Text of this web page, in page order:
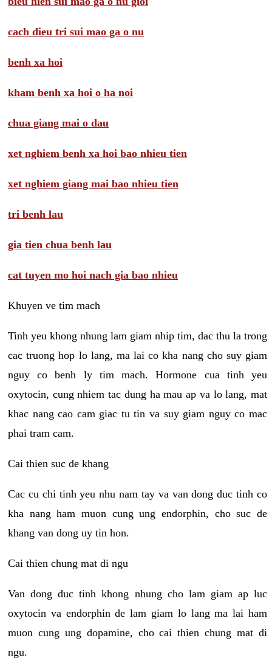
cach dieu tri sui mao ga o nu
benh xa hoi
kham benh xa hoi o ha noi
chua giang mai o dau
xet nghiem benh xa hoi bao nhieu tien
xet nghiem giang mai bao nhieu tien
tri benh lau
gia tien chua benh lau
cat tuyen mo hoi nach gia bao nhieu
Khuyen ve tim mach
Tinh yeu khong nhung lam giam nhip tim, dac thu la trong
cac truong hop lo lang, ma lai co kha nang cho suy giam
nguy co benh ly tim mach. Hormone cua tinh yeu
oxytocin, cung nhiem tac dung ha mau ap va lo lang, mat
khac nang cao cam giac tu tin va suy giam nguy co mac
phai tram cam.
Cai thien suc de khang
Cac cu chi tinh yeu nhu nam tay va van dong duc tinh co
kha nang ham muon cung ung endorphin, cho suc de
khang van dong uy tin hon.
Cai thien chung mat di ngu
Van dong duc tinh khong nhung cho lam giam ap luc
oxytocin va endorphin de lam giam lo lang ma lai ham
muon cung ung dopamine, cho cai thien chung mat di
ngu.